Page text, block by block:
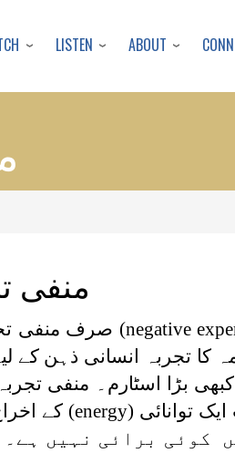
LISTEN ABOUT
منفی
(negative صرف منفی
کا تجربہ انسانی ذہن کے
کبھی بڑا اسٹارم۔ منفی
توانائی (energy) کے
کوئی برائی نہیں